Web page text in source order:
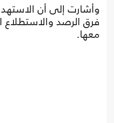
وأشارت إلى أن
فرق الرصد والاستطلاع
معها.